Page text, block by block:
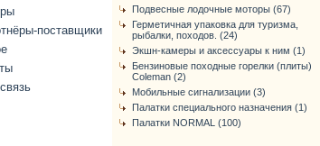
поставщики
Подвесные лодочные моторы (67)
Герметичная упаковка для туризма,
рыбалки, походов. (24)
Экшн-камеры и аксессуары к ним (1)
Бензиновые походные горелки (плиты)
Coleman (2)
Мобильные сигнализации (3)
Палатки специального назначения (1)
Палатки NORMAL (100)